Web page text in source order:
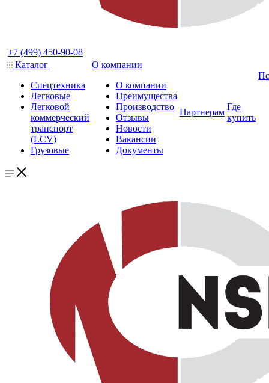
+7 (499) 450-90-08
Каталог
Спецтехника
Легковые
Легковой
коммерческий
транспорт
(LCV)
Грузовые
О компании
О компании
Преимущества
Производство
Отзывы
Новости
Вакансии
Документы
Партнерам
Где
купить